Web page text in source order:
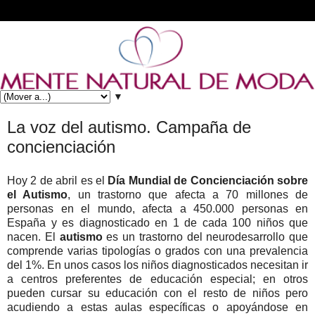
▼
La voz del autismo. Campaña de
concienciación
Hoy 2 de abril es el
Día Mundial de Concienciación sobre
el Autismo, un trastorno que afecta a 70 millones de
personas en el mundo, afecta a 450.000 personas en
España y es diagnosticado en 1 de cada 100 niños que
nacen. El autismoes un trastorno del neurodesarrollo que
comprende varias tipologías o grados con una prevalencia
del 1%. En unos casos los niños diagnosticados necesitan ir
a centros preferentes de educación especial; en otros
pueden cursar su educación con el resto de niños pero
acudiendo a estas aulas específicas o apoyándose en